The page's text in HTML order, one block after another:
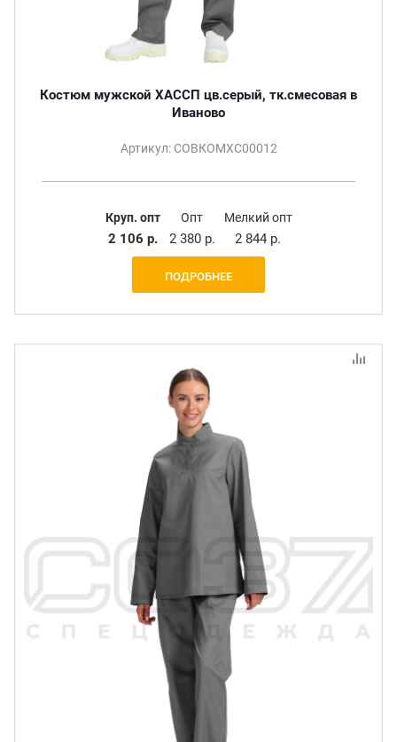
Костюм мужской ХАССП цв.серый, тк.смесовая в
Иваново
Артикул: СОВКОМХС00012
Круп. опт
2 106 р.
Опт
2 380 р.
Мелкий опт
2 844 р.
ПОДРОБНЕЕ